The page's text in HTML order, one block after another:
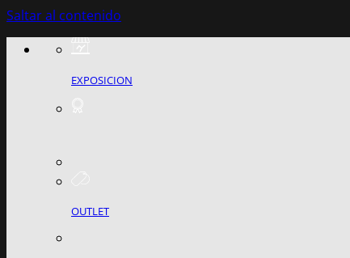
Saltar al contenido
EXPOSICION
OUTLET